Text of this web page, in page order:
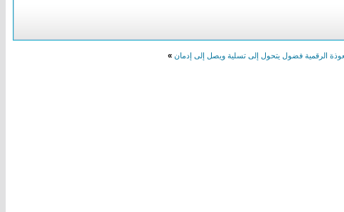
الرقمية فضول يتحول إلى تسلية ويصل إلى إدمان »